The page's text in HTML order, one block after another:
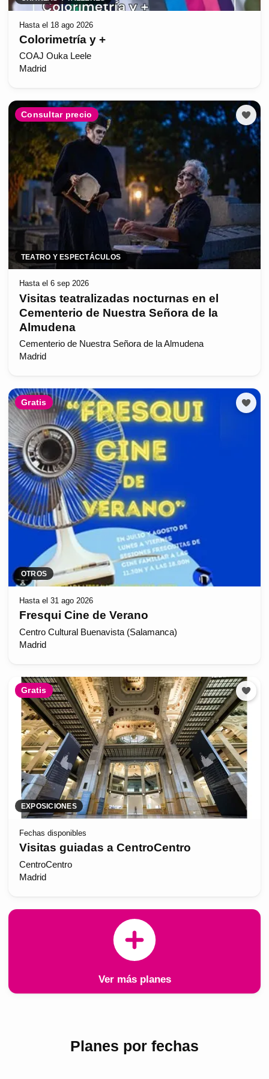
Hasta el 18 ago 2026
Colorimetría y +
COAJ Ouka Leele
Madrid
Consultar precio
TEATRO Y ESPECTÁCULOS
Hasta el 6 sep 2026
Visitas teatralizadas nocturnas en el
Cementerio de Nuestra Señora de la
Almudena
Cementerio de Nuestra Señora de la Almudena
Madrid
Gratis
OTROS
Hasta el 31 ago 2026
Fresqui Cine de Verano
Centro Cultural Buenavista (Salamanca)
Madrid
Gratis
EXPOSICIONES
Fechas disponibles
Visitas guiadas a CentroCentro
CentroCentro
Madrid
Ver más planes
Planes por fechas